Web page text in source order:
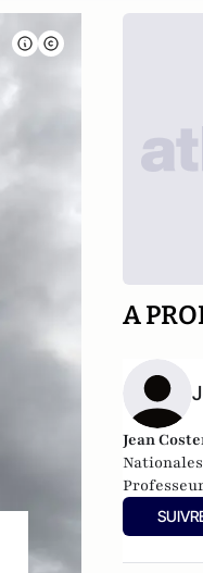
A
Jean
Rouen, il
recherche